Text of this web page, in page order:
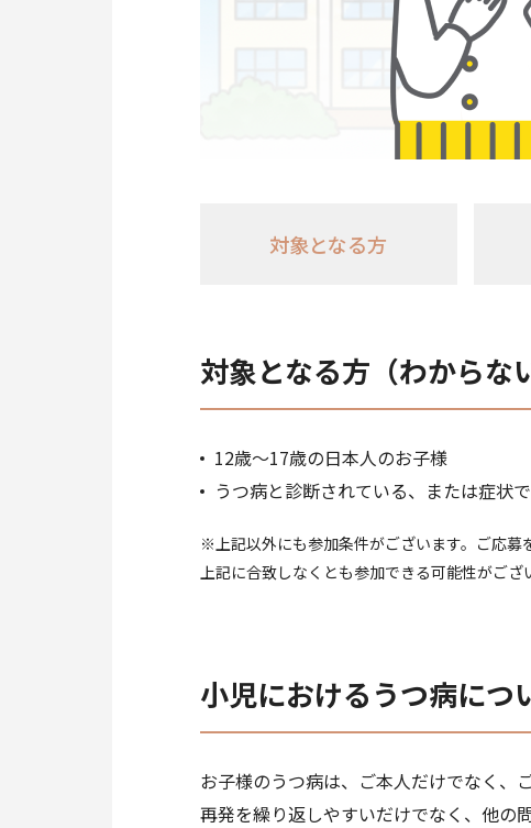
対象となる方
対象となる方（わからな
12歳～17歳の日本人のお子様
うつ病と診断されている、または症状
※上記以外にも参加条件がございます。ご応募
上記に合致しなくとも参加できる可能性がござ
小児におけるうつ病につ
お子様のうつ病は、ご本人だけでなく、
再発を繰り返しやすいだけでなく、他の